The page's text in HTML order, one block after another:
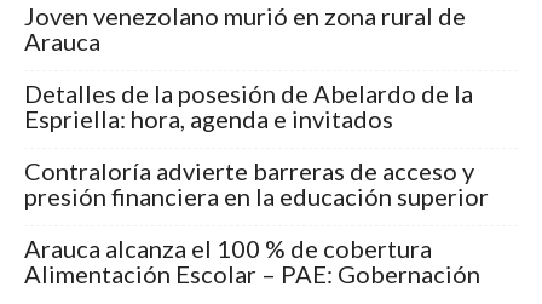
Joven venezolano murió en zona rural de
Arauca
Detalles de la posesión de Abelardo de la
Espriella: hora, agenda e invitados
Contraloría advierte barreras de acceso y
presión financiera en la educación superior
Arauca alcanza el 100 % de cobertura
Alimentación Escolar – PAE: Gobernación